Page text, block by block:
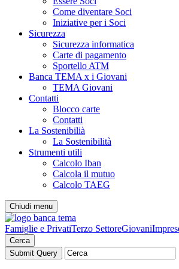
Come diventare Soci
Iniziative per i Soci
Sicurezza
Sicurezza informatica
Carte di pagamento
Sportello ATM
Banca TEMA x i Giovani
TEMA Giovani
Contatti
Blocco carte
Contatti
La Sostenibilià
La Sostenibilità
Strumenti utili
Calcolo Iban
Calcola il mutuo
Calcolo TAEG
Chiudi menu
Famiglie e PrivatiTerzo SettoreGiovani
Cerca